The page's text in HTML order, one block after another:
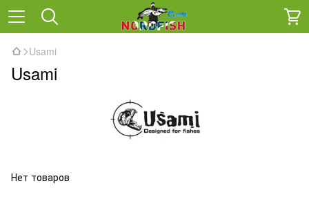
Usami
Usami
Нет товаров